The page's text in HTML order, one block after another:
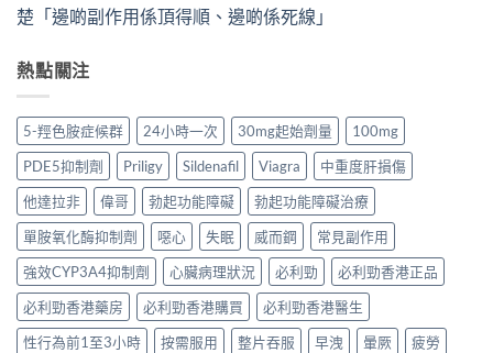
楚「邊啲副作用係頂得順、邊啲係死線」
熱點關注
5-羥色胺症候群 24小時一次 30mg起始劑量
100mg
PDE5抑制劑
Priligy Sildenafil Viagra
中重度肝損傷
他達拉非
偉哥 勃起功能障礙
勃起功能障礙治療
單胺氧化酶抑制劑
噁心 失眠 威而鋼
常見副作用
強效CYP3A4抑制劑
心臟病理狀況 必利勁
必利勁香港正品
必利勁香港藥房
必利勁香港購買
必利勁香港醫生
性行為前1至3小時
按需服用 整片吞服 早洩 暈厥
疲勞